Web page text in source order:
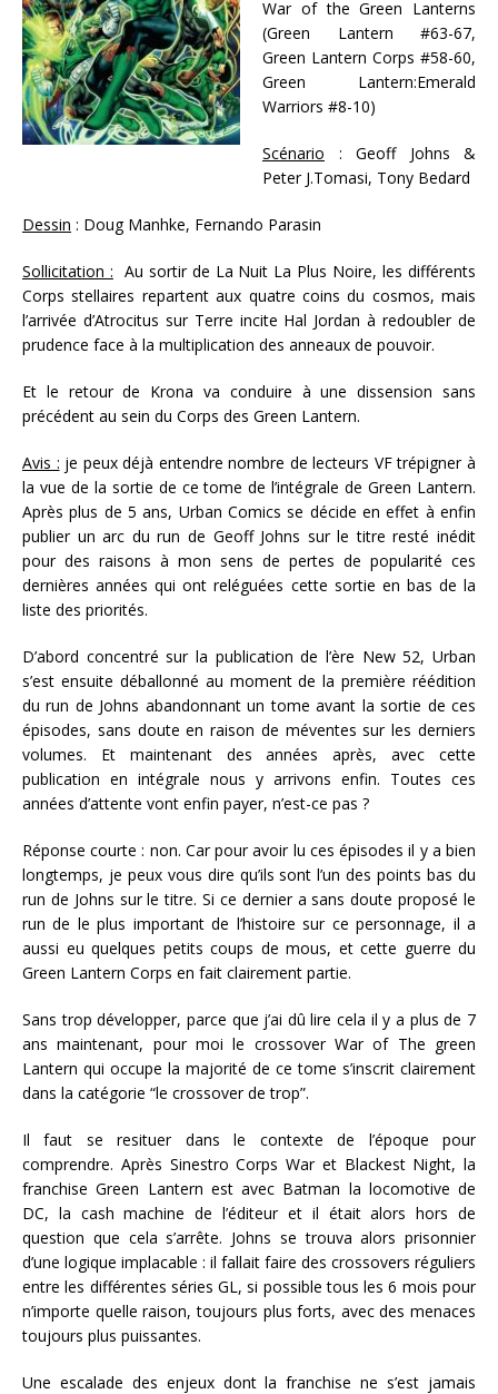
War of the Green Lanterns
(Green Lantern #63-67,
Green Lantern Corps #58-60,
Green Lantern:Emerald
Warriors #8-10)
Scénario : Geoff Johns &
Peter J.Tomasi, Tony Bedard
Dessin : Doug Manhke, Fernando Parasin
Sollicitation : Au sortir de La Nuit La Plus Noire, les différents
Corps stellaires repartent aux quatre coins du cosmos, mais
l’arrivée d’Atrocitus sur Terre incite Hal Jordan à redoubler de
prudence face à la multiplication des anneaux de pouvoir.
Et le retour de Krona va conduire à une dissension sans
précédent au sein du Corps des Green Lantern.
Avis : je peux déjà entendre nombre de lecteurs VF trépigner à
la vue de la sortie de ce tome de l’intégrale de Green Lantern.
Après plus de 5 ans, Urban Comics se décide en effet à enfin
publier un arc du run de Geoff Johns sur le titre resté inédit
pour des raisons à mon sens de pertes de popularité ces
dernières années qui ont reléguées cette sortie en bas de la
liste des priorités.
D’abord concentré sur la publication de l’ère New 52, Urban
s’est ensuite déballonné au moment de la première réédition
du run de Johns abandonnant un tome avant la sortie de ces
épisodes, sans doute en raison de méventes sur les derniers
volumes. Et maintenant des années après, avec cette
publication en intégrale nous y arrivons enfin. Toutes ces
années d’attente vont enfin payer, n’est-ce pas ?
Réponse courte : non. Car pour avoir lu ces épisodes il y a bien
longtemps, je peux vous dire qu’ils sont l’un des points bas du
run de Johns sur le titre. Si ce dernier a sans doute proposé le
run de le plus important de l’histoire sur ce personnage, il a
aussi eu quelques petits coups de mous, et cette guerre du
Green Lantern Corps en fait clairement partie.
Sans trop développer, parce que j’ai dû lire cela il y a plus de 7
ans maintenant, pour moi le crossover War of The green
Lantern qui occupe la majorité de ce tome s’inscrit clairement
dans la catégorie “le crossover de trop”.
Il faut se resituer dans le contexte de l’époque pour
comprendre. Après Sinestro Corps War et Blackest Night, la
franchise Green Lantern est avec Batman la locomotive de
DC, la cash machine de l’éditeur et il était alors hors de
question que cela s’arrête. Johns se trouva alors prisonnier
d’une logique implacable : il fallait faire des crossovers réguliers
entre les différentes séries GL, si possible tous les 6 mois pour
n’importe quelle raison, toujours plus forts, avec des menaces
toujours plus puissantes.
Une escalade des enjeux dont la franchise ne s’est jamais